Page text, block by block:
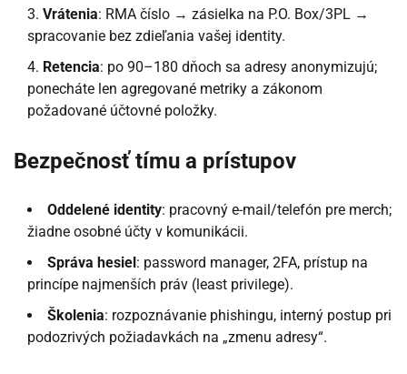
Vrátenia: RMA číslo → zásielka na P.O. Box/3PL →
spracovanie bez zdieľania vašej identity.
Retencia: po 90–180 dňoch sa adresy anonymizujú;
ponecháte len agregované metriky a zákonom
požadované účtovné položky.
Bezpečnosť tímu a prístupov
Oddelené identity: pracovný e-mail/telefón pre merch;
žiadne osobné účty v komunikácii.
Správa hesiel : password manager, 2FA, prístup na
princípe najmenších práv (least privilege).
Školenia: rozpoznávanie phishingu, interný postup pri
podozrivých požiadavkách na „zmenu adresy“.